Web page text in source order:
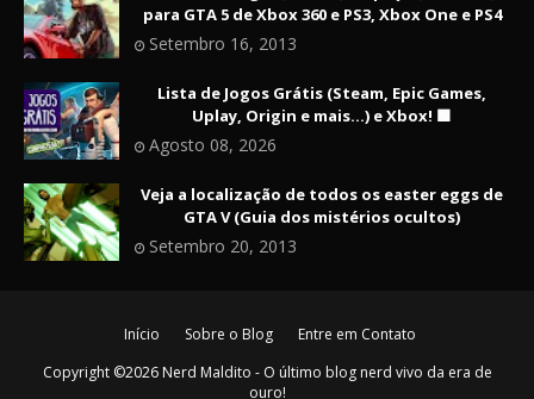
para GTA 5 de Xbox 360 e PS3, Xbox One e PS4
Setembro 16, 2013
Lista de Jogos Grátis (Steam, Epic Games,
Uplay, Origin e mais...) e Xbox! 🟩
Agosto 08, 2026
Veja a localização de todos os easter eggs de
GTA V (Guia dos mistérios ocultos)
Setembro 20, 2013
Início Sobre o Blog
Entre em Contato
Copyright ©2026 Nerd Maldito - O último blog nerd vivo da era de
ouro!